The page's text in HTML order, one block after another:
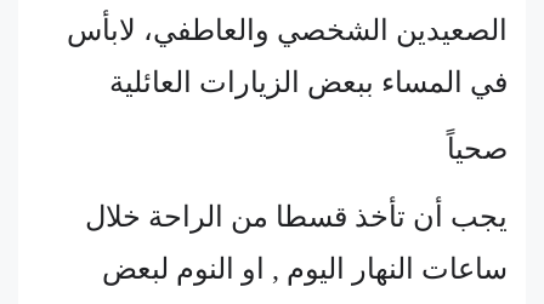
الصعيدين الشخصي والعاطفي، لابأس
في المساء ببعض الزيارات العائلية
صحياً
يجب أن تأخذ قسطا من الراحة خلال
ساعات النهار اليوم , او النوم لبعض